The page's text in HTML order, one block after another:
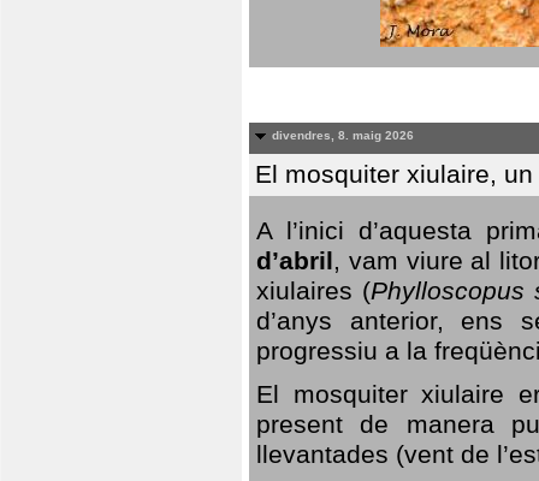
divendres, 8. maig 2026
El mosquiter xiulaire,
A l’inici d’aquesta
d’abril, vam viure al
xiulaires (Phylloscopus
d’anys anterior, ens
progressiu a la
El mosquiter xiulaire
present de manera
llevantades (vent de